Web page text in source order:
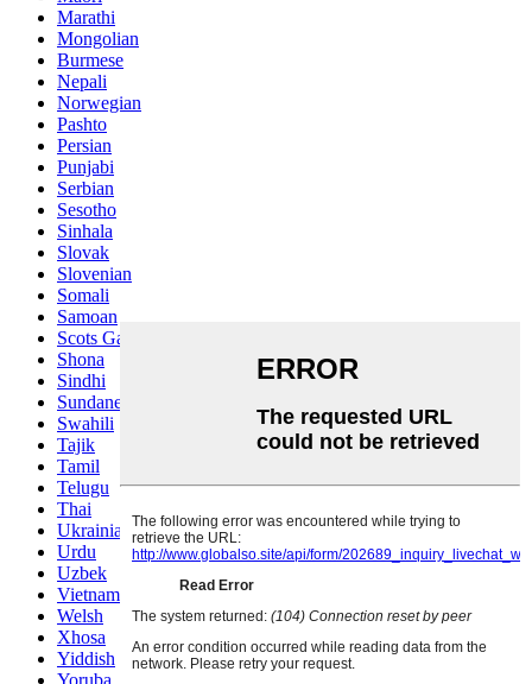
Marathi
Mongolian
Burmese
Nepali
Norwegian
Pashto
Persian
Punjabi
Serbian
Sesotho
Sinhala
Slovak
Slovenian
Somali
Samoan
Scots Gaelic
Shona
Sindhi
Sundanese
Swahili
Tajik
Tamil
Telugu
Thai
Ukrainian
Urdu
Uzbek
Vietnamese
Welsh
Xhosa
Yiddish